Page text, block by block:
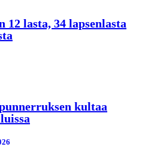
lasta, 34 lapsenlasta
kultaa